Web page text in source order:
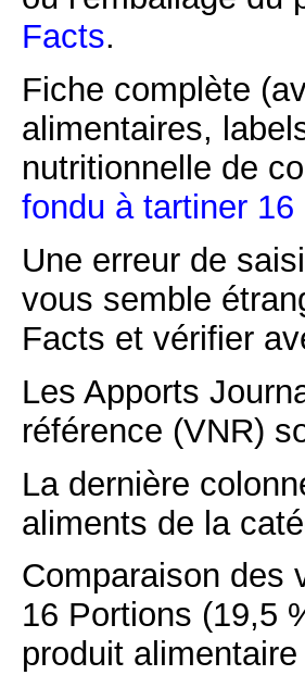
Facts.
Fiche complète
alimentaires,
nutritionnelle de
fondu à tartiner
Une erreur de
vous semble
Facts et vérifier
Les Apports
référence (VNR)
La dernière
aliments de la
Comparaison des
16 Portions (19,5
produit alimentaire